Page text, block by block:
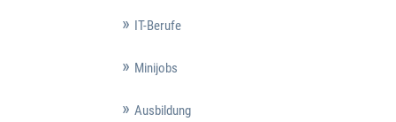
IT-Berufe
Minijobs
Ausbildung